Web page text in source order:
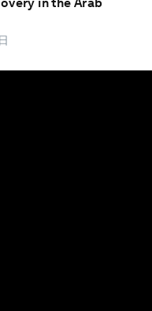
in the Arab